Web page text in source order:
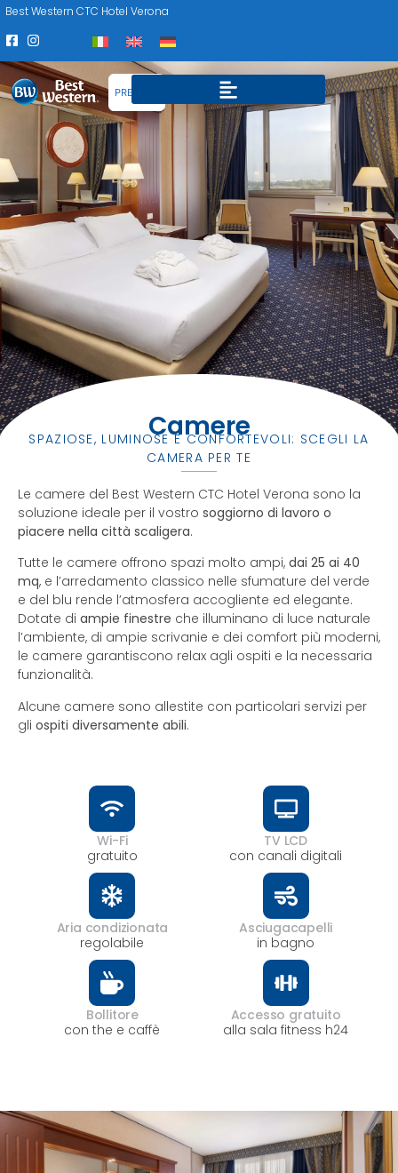
Best Western CTC Hotel Verona
PRENOTA
Camere
SPAZIOSE, LUMINOSE E CONFORTEVOLI: SCEGLI LA
CAMERA PER TE
Le camere del Best Western CTC Hotel Verona sono la
soluzione ideale per il vostro soggiorno di lavoro o
piacere nella città scaligera.
Tutte le camere offrono spazi molto ampi, dai 25 ai 40
mq, e l’arredamento classico nelle sfumature del verde
e del blu rende l’atmosfera accogliente ed elegante.
Dotate di ampie finestre che illuminano di luce naturale
l’ambiente, di ampie scrivanie e dei comfort più moderni,
le camere garantiscono relax agli ospiti e la necessaria
funzionalità.
Alcune camere sono allestite con particolari servizi per
gli ospiti diversamente abili.
Wi-Fi
gratuito
TV LCD
con canali digitali
Aria condizionata
regolabile
Asciugacapelli
in bagno
Bollitore
con the e caffè
Accesso gratuito
alla sala fitness h24